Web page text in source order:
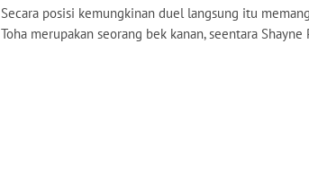
Secara posisi kemungkinan duel langsung itu
Toha merupakan seorang bek kanan, seentara